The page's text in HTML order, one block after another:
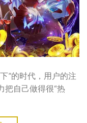
”的时代，用户的注
把自己做得很“热